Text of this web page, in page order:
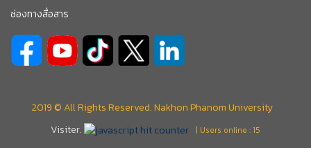
ช่องทางสื่อสาร
2019 © All Rights Reserved. Nakhon Phanom University
Visiter.
| Users online : 15